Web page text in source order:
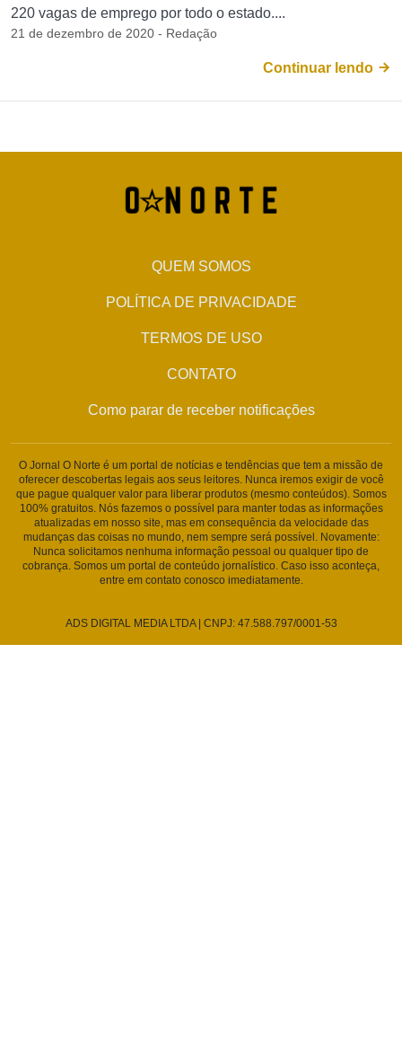
220 vagas de emprego por todo o estado....
21 de dezembro de 2020 - Redação
Continuar lendo
QUEM SOMOS
POLÍTICA DE PRIVACIDADE
TERMOS DE USO
CONTATO
Como parar de receber notificações
O Jornal O Norte é um portal de notícias e tendências que tem a missão de
oferecer descobertas legais aos seus leitores. Nunca iremos exigir de você
que pague qualquer valor para liberar produtos (mesmo conteúdos). Somos
100% gratuitos. Nós fazemos o possível para manter todas as informações
atualizadas em nosso site, mas em consequência da velocidade das
mudanças das coisas no mundo, nem sempre será possível. Novamente:
Nunca solicitamos nenhuma informação pessoal ou qualquer tipo de
cobrança. Somos um portal de conteúdo jornalístico. Caso isso aconteça,
entre em contato conosco imediatamente.
ADS DIGITAL MEDIA LTDA | CNPJ: 47.588.797/0001-53